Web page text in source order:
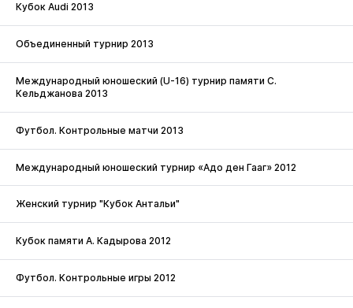
Кубок Audi 2013
Объединенный турнир 2013
Международный юношеский (U-16) турнир памяти С.
Кельджанова 2013
Футбол. Контрольные матчи 2013
Международный юношеский турнир «Адо ден Гааг» 2012
Женский турнир "Кубок Антальи"
Кубок памяти А. Кадырова 2012
Футбол. Контрольные игры 2012